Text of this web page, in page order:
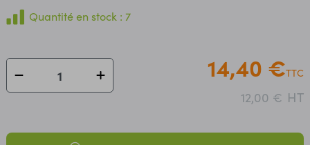
boîtier permet une excellente dissipation thermique
passive des composants de la carte Raspberry
Fan. Livré avec adhésifs thermiques
et visserie nécessaire au montage. Caractéristiques:
Matériau: alliage d'aluminium Compatibilité: Raspberry Pi
Quantité en stock : 7
14,40 €TTC
12,00 € HT